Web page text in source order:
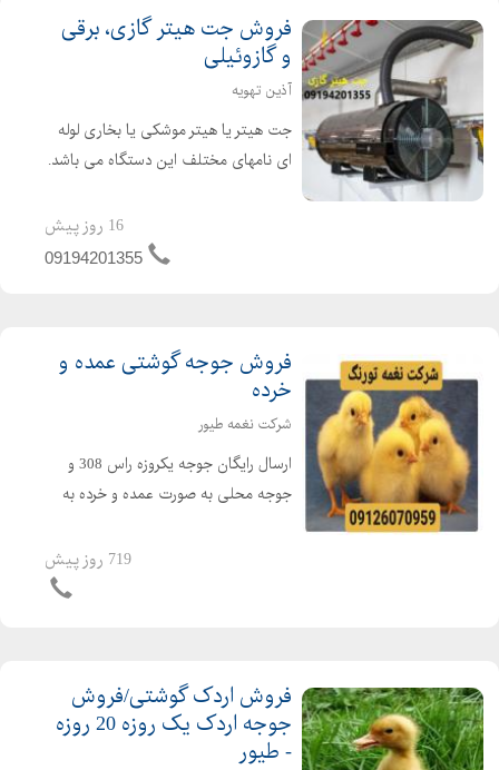
فروش جت هیتر گازی، برقی
و گازوئیلی
آذین تهویه
جت هیتر یا هیتر موشکی یا بخاری لوله
ای نامهای مختلف این دستگاه می باشد.
گرم کردن سالن های تولید ، دامداری ها،
مرغداری ها و گلخانه ها می باشد. از جت
16 روز پیش
09194201355
فروش جوجه گوشتی عمده و
خرده
شرکت نغمه طیور
ارسال رایگان جوجه یکروزه راس 308 و
جوجه محلی به صورت عمده و خرده به
کیفیت فروش مرغ بومی یک روزه به
صورت عمده و خرده بهترین قیمت جوجه
719 روز پیش
فروش اردک گوشتی/فروش
جوجه اردک یک روزه 20 روزه
- طیور